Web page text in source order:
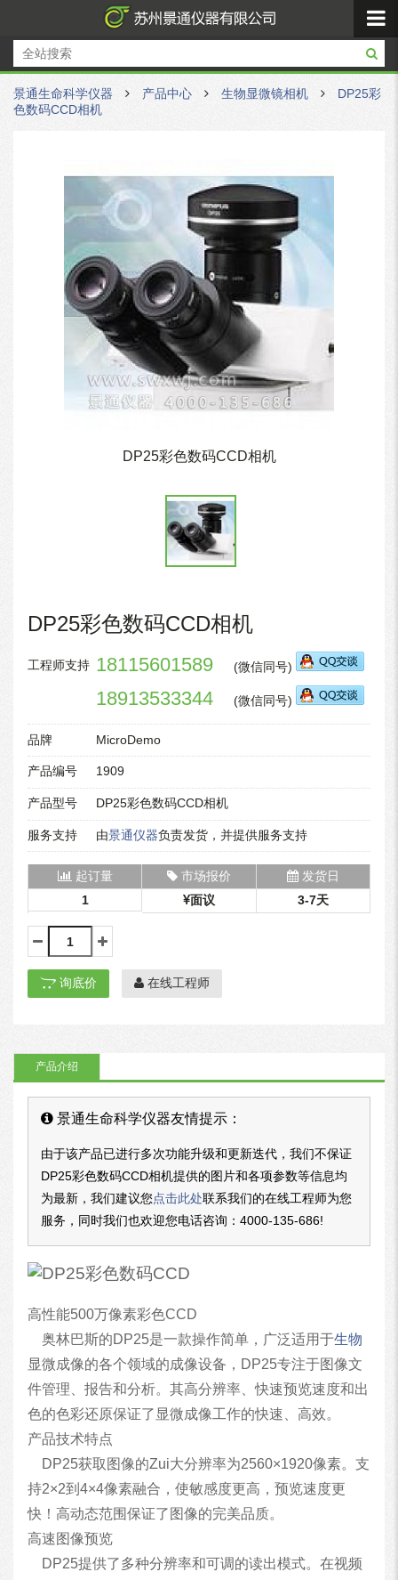
景通生命科学仪器 产品中心 生物显微镜相机
DP25彩
色数码CCD相机
DP25彩色数码CCD相机
DP25彩色数码CCD相机
工程师支持 18115601589 (微信同号)
18913533344 (微信同号)
品牌 MicroDemo
产品编号 1909
产品型号 DP25彩色数码CCD相机
服务支持 由景通仪器负责发货，并提供服务支持
起订量 市场报价
发货日
1
面议 3-7天
询底价 在线工程师
产品介绍
景通生命科学仪器友情提示：
由于该产品已进行多次功能升级和更新迭代，我们不保证
DP25彩色数码CCD相机提供的图片和各项参数等信息均
为最新，我们建议您点击此处联系我们的在线工程师为您
服务，同时我们也欢迎您电话咨询：4000-135-686!
高性能500万像素彩色CCD
奥林巴斯的DP25是一款操作简单，广泛适用于生物
显微成像的各个领域的成像设备，DP25专注于图像文
件管理、报告和分析。其高分辨率、快速预览速度和出
色的色彩还原保证了显微成像工作的快速、高效。
产品技术特点
DP25获取图像的Zui大分辨率为2560×1920像素。支
持2×2到4×4像素融合，使敏感度更高，预览速度更
快！高动态范围保证了图像的完美品质。
高速图像预览
DP25提供了多种分辨率和可调的读出模式。在视频